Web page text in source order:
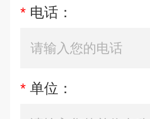
* 电话：
* 单位：